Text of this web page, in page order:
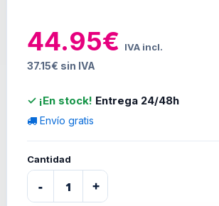
44.95€ IVA incl.
37.15€ sin IVA
✓ ¡En stock! Entrega 24/48h
Envío gratis
Cantidad
- +